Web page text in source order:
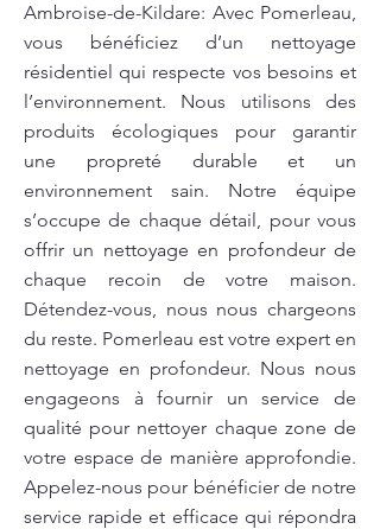
Ambroise-de-Kildare: Avec Pomerleau,
vous bénéficiez d’un nettoyage
résidentiel qui respecte vos besoins et
l’environnement. Nous utilisons des
produits écologiques pour garantir
une propreté durable et un
environnement sain. Notre équipe
s’occupe de chaque détail, pour vous
offrir un nettoyage en profondeur de
chaque recoin de votre maison.
Détendez-vous, nous nous chargeons
du reste. Pomerleau est votre expert en
nettoyage en profondeur. Nous nous
engageons à fournir un service de
qualité pour nettoyer chaque zone de
votre espace de manière approfondie.
Appelez-nous pour bénéficier de notre
service rapide et efficace qui répondra